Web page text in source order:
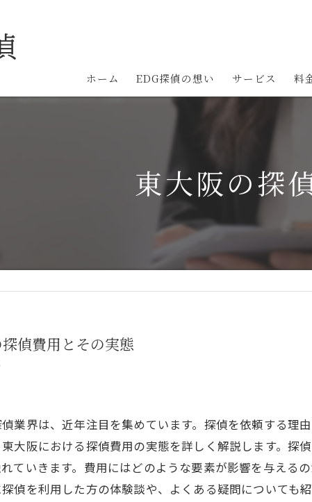
ホーム EDG探偵の想い サービス 料
東大阪の探
偵費用とその実態
業界は、近年注目を集めています。探偵を依頼する理
大阪における探偵費用の実態を詳しく解説します。
ていきます。費用にはどのような要素が影響を与える
偵を利用した方の体験談や、よくある疑問についても